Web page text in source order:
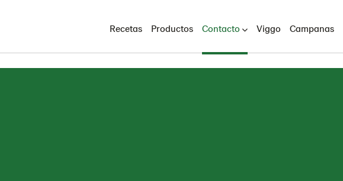
Recetas Productos Contacto Viggo Campanas